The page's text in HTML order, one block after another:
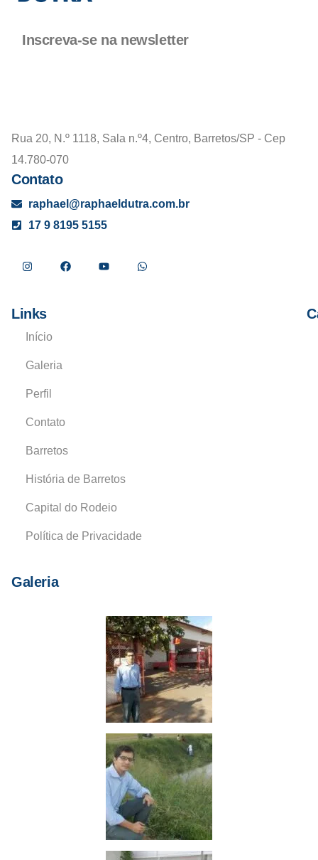
Inscreva-se na newsletter
Rua 20, N.º 1118, Sala n.º4, Centro, Barretos/SP - Cep
14.780-070
Contato
raphael@raphaeldutra.com.br
17 9 8195 5155
Links
Início
Galeria
Perfil
Contato
Barretos
História de Barretos
Capital do Rodeio
Política de Privacidade
Galeria